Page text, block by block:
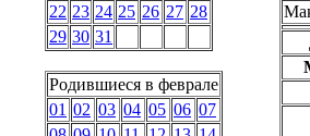
22 23 24 25 26 27 28
29 30 31
Родившиеся в феврале
01 02 03 04 05 06 07